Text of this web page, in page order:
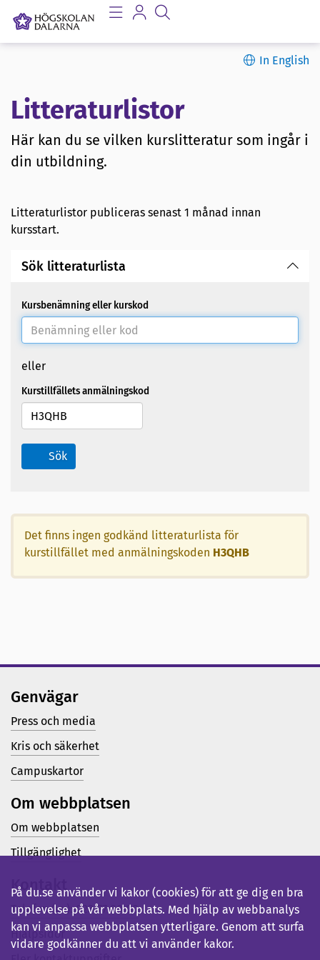
In English
Litteraturlistor
Här kan du se vilken kurslitteratur som ingår i
din utbildning.
Litteraturlistor publiceras senast 1 månad innan
kursstart.
Sök litteraturlista
Kursbenämning eller kurskod
eller
Kurstillfällets anmälningskod
Sök
Det finns ingen godkänd litteraturlista för
kurstillfället med anmälningskoden H3QHB
Genvägar
Press och media
Kris och säkerhet
Campuskartor
Om webbplatsen
Om webbplatsen
Tillgänglighet
Kontakt
Telefon (vx): 023-77 80 00
Hjälpsidor
På du.se använder vi kakor (cookies) för att ge dig en bra
upplevelse på vår webbplats. Med hjälp av webbanalys
kan vi anpassa webbplatsen ytterligare. Genom att surfa
vidare godkänner du att vi använder kakor.